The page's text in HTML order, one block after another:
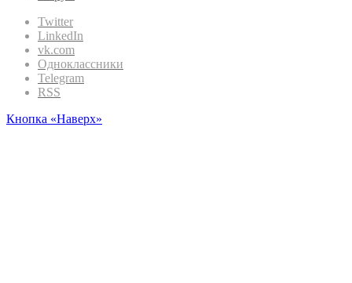
Twitter
LinkedIn
vk.com
Одноклассники
Telegram
RSS
Кнопка «Наверх»